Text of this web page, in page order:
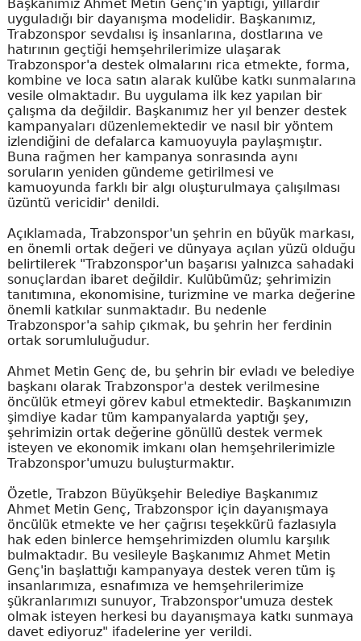
Başkanımız Ahmet Metin Genç'in yaptığı, yıllardır
uyguladığı bir dayanışma modelidir. Başkanımız,
Trabzonspor sevdalısı iş insanlarına, dostlarına ve
hatırının geçtiği hemşehrilerimize ulaşarak
Trabzonspor'a destek olmalarını rica etmekte, forma,
kombine ve loca satın alarak kulübe katkı sunmalarına
vesile olmaktadır. Bu uygulama ilk kez yapılan bir
çalışma da değildir. Başkanımız her yıl benzer destek
kampanyaları düzenlemektedir ve nasıl bir yöntem
izlendiğini de defalarca kamuoyuyla paylaşmıştır.
Buna rağmen her kampanya sonrasında aynı
soruların yeniden gündeme getirilmesi ve
kamuoyunda farklı bir algı oluşturulmaya çalışılması
üzüntü vericidir' denildi.
Açıklamada, Trabzonspor'un şehrin en büyük markası,
en önemli ortak değeri ve dünyaya açılan yüzü olduğu
belirtilerek "Trabzonspor'un başarısı yalnızca sahadaki
sonuçlardan ibaret değildir. Kulübümüz; şehrimizin
tanıtımına, ekonomisine, turizmine ve marka değerine
önemli katkılar sunmaktadır. Bu nedenle
Trabzonspor'a sahip çıkmak, bu şehrin her ferdinin
ortak sorumluluğudur.
Ahmet Metin Genç de, bu şehrin bir evladı ve belediye
başkanı olarak Trabzonspor'a destek verilmesine
öncülük etmeyi görev kabul etmektedir. Başkanımızın
şimdiye kadar tüm kampanyalarda yaptığı şey,
şehrimizin ortak değerine gönüllü destek vermek
isteyen ve ekonomik imkanı olan hemşehrilerimizle
Trabzonspor'umuzu buluşturmaktır.
Özetle, Trabzon Büyükşehir Belediye Başkanımız
Ahmet Metin Genç, Trabzonspor için dayanışmaya
öncülük etmekte ve her çağrısı teşekkürü fazlasıyla
hak eden binlerce hemşehrimizden olumlu karşılık
bulmaktadır. Bu vesileyle Başkanımız Ahmet Metin
Genç'in başlattığı kampanyaya destek veren tüm iş
insanlarımıza, esnafımıza ve hemşehrilerimize
şükranlarımızı sunuyor, Trabzonspor'umuza destek
olmak isteyen herkesi bu dayanışmaya katkı sunmaya
davet ediyoruz" ifadelerine yer verildi.